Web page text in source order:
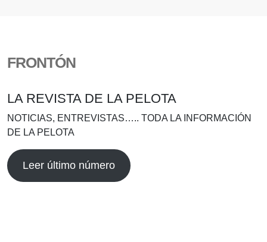
FRONTÓN
LA REVISTA DE LA PELOTA
NOTICIAS, ENTREVISTAS….. TODA LA INFORMACIÓN
DE LA PELOTA
Leer último número